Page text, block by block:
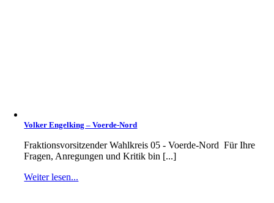
Volker Engelking – Voerde-Nord
Fraktionsvorsitzender Wahlkreis 05 - Voerde-Nord Für Ihre
Fragen, Anregungen und Kritik bin [...]
Weiter lesen...